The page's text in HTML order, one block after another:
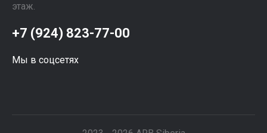
этаж. ⠀⠀⠀⠀⠀⠀⠀⠀⠀⠀
+7 (924) 823-77-00
Мы в соцсетях